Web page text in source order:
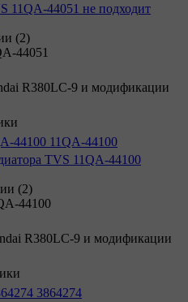
11QA-44051 не подходит
(2)
44051
R380LC-9 и модификации
44100 11QA-44100
TVS 11QA-44100
(2)
44100
R380LC-9 и модификации
3864274